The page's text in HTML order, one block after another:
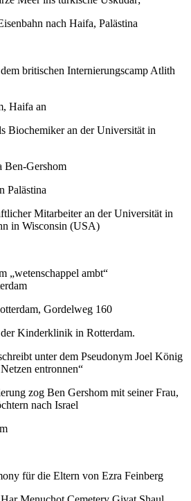
nach Haifa, Palästina
britischen Internierungscamp Atlith
Haifa an
Biochemiker an der Universität in
Ben-Gershom
Palästina
Mitarbeiter an der Universität in
in Wisconsin (USA)
„wetenschappel ambt“
Gordelweg 160
Kinderklinik in Rotterdam.
unter dem Pseudonym Joel König
entronnen“
zog Ben Gershom mit seiner Frau,
nach Israel
für die Eltern von Ezra Feinberg